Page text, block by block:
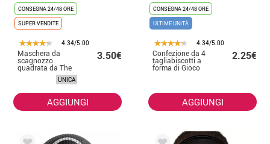
CONSEGNA 24/48 ORE
SUPER VENDITE
4.34/5.00
Maschera da
scagnozzo
quadrata da The
Game
3.50€
UNICA
AGGIUNGI
CONSEGNA 24/48 ORE
ULTIME UNITÀ
4.34/5.00
Confezione da 4
tagliabiscotti a
forma di Gioco
2.25€
AGGIUNGI